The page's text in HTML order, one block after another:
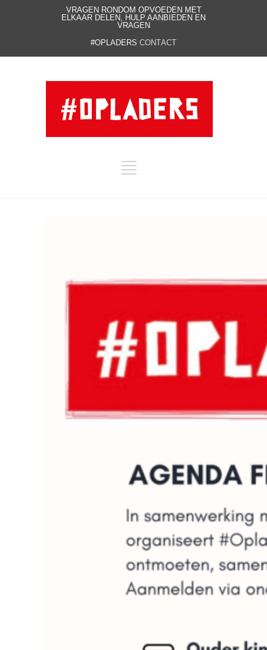
VRAGEN RONDOM OPVOEDEN MET
ELKAAR DELEN, HULP AANBIEDEN EN
VRAGEN
#OPLADERS CONTACT